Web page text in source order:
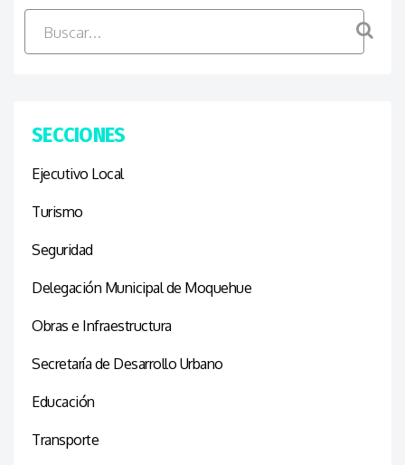
SECCIONES
Ejecutivo Local
Turismo
Seguridad
Delegación Municipal de Moquehue
Obras e Infraestructura
Secretaría de Desarrollo Urbano
Educación
Transporte